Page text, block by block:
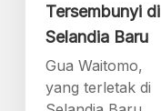
Tersembunyi di
Selandia Baru
Gua Waitomo,
yang terletak di